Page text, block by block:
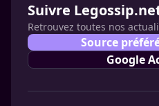
Suivre
Retrouvez toutes nos
Source
Google